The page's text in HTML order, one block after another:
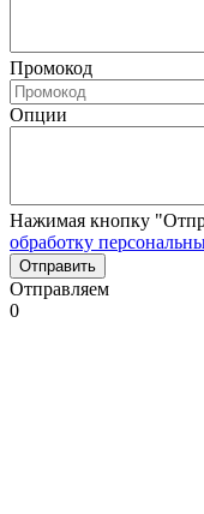
Промокод
Опции
Нажимая кнопку
обработку
Отправляем
0